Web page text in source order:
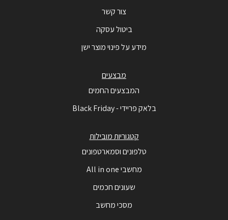
צור קשר
ביטול עסקה
מידע על פינוי מוצר ישן
מבצעים
המבצעים החמים
בלאק פריידי - Black Friday
קטגוריות מובילות
טלפונים וסמארטפונים
מחשבי All in one
שעונים חכמים
מסכי מחשב